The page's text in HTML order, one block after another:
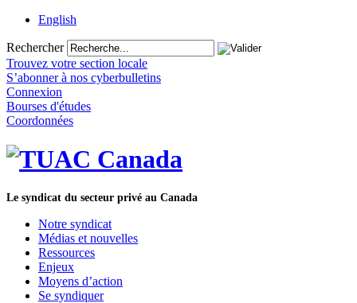
English
Rechercher
Trouvez votre section locale
S’abonner à nos cyberbulletins
Connexion
Bourses d'études
Coordonnées
Le syndicat du secteur privé au Canada
Notre syndicat
Médias et nouvelles
Ressources
Enjeux
Moyens d’action
Se syndiquer